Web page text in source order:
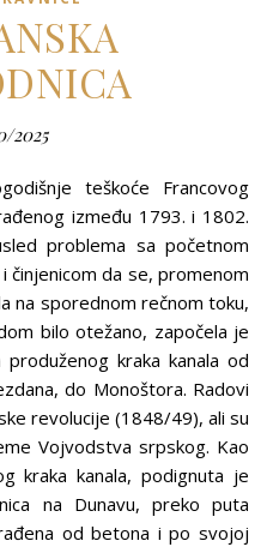
2025
između 1793. i 1802.
problema sa početnom
da se, promenom
na sporednom rečnom toku,
bilo otežano, započela je
kraka kanala od
do Monoštora. Radovi
revolucije (1848/49), ali su
Vojvodstva srpskog. Kao
kraka kanala, podignuta je
na Dunavu, preko puta
od betona i po svojoj